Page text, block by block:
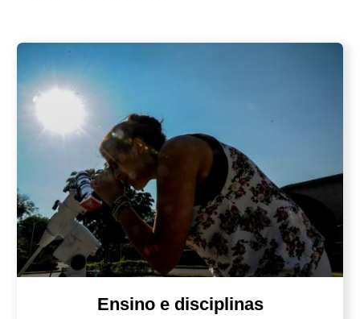
Ensino e disciplinas